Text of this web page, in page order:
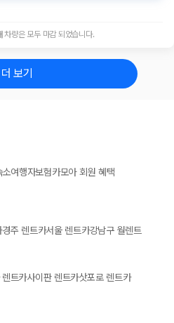
차량은 모두 마감 되었습니다.
더 보기
소여행자보험카모아 회원 혜택
경주 렌트카서울 렌트카강남구 월렌트
트카사이판 렌트카삿포로 렌트카